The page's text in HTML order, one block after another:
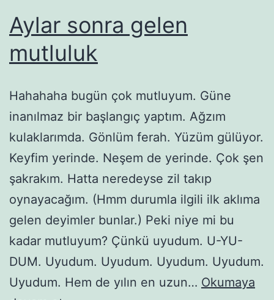
Aylar sonra gelen
mutluluk
Hahahaha bugün çok mutluyum. Güne
inanılmaz bir başlangıç yaptım. Ağzım
kulaklarımda. Gönlüm ferah. Yüzüm gülüyor.
Keyfim yerinde. Neşem de yerinde. Çok şen
şakrakım. Hatta neredeyse zil takıp
oynayacağım. (Hmm durumla ilgili ilk aklıma
gelen deyimler bunlar.) Peki niye mi bu
kadar mutluyum? Çünkü uyudum. U-YU-
DUM. Uyudum. Uyudum. Uyudum. Uyudum.
Uyudum. Hem de yılın en uzun… Okumaya